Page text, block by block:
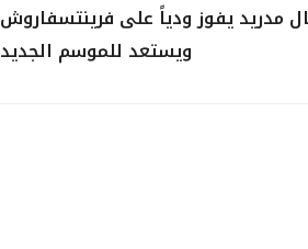
مدريد يفوز ودياً على فرينتسفاروش
ويستعد للموسم الجديد